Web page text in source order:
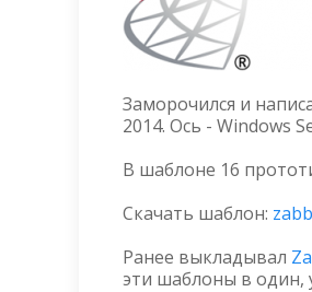
Заморочился и
2014. Ось - Windows
В шаблоне 16
Скачать шаблон:
Ранее выкладывал
эти шаблоны в один,